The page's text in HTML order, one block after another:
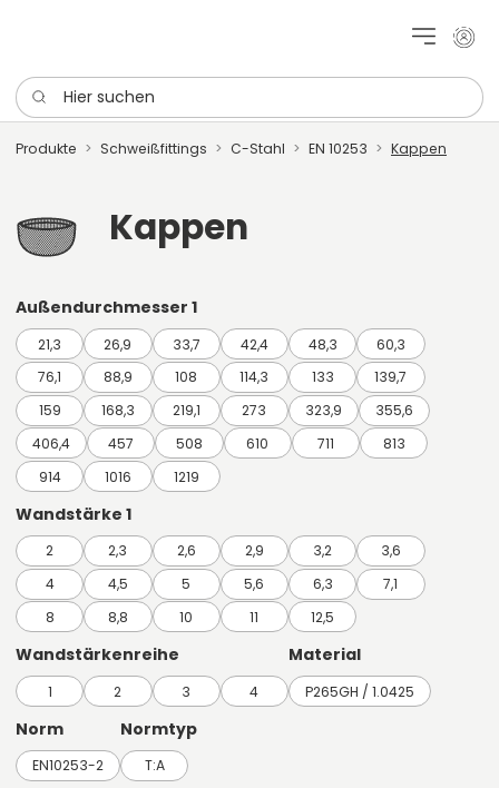
Mein
Hier suchen
Produkte Schweißfittings C-Stahl EN 10253 Kappen
Kappen
Außendurchmesser 1
21,3 26,9 33,7 42,4 48,3
60,3
76,1
88,9 108 114,3 133
139,7
159
168,3 219,1 273 323,9
355,6
406,4
457 508 610 711
813
914
1016 1219
Wandstärke 1
2 2,3 2,6 2,9 3,2
3,6
4
4,5 5 5,6 6,3
7,1
8
8,8 10 11 12,5
Wandstärkenreihe
1 2 3 4
Material
P265GH / 1.0425
Norm
EN10253-2
Normtyp
T:A